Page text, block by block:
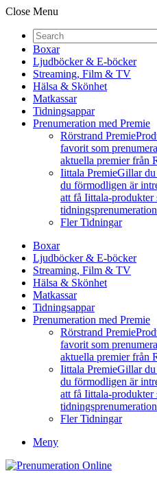
Close Menu
Boxar
Ljudböcker & E-böcker
Streaming, Film & TV
Hälsa & Skönhet
Matkassar
Tidningsappar
Prenumeration med Premie
Rörstrand Premie
favorit som
aktuella premier från
Iittala PremieGillar du
du förmodligen är
att få Iittala-produkter
Fler Tidningar
Boxar
Ljudböcker & E-böcker
Streaming, Film & TV
Hälsa & Skönhet
Matkassar
Tidningsappar
Prenumeration med Premie
Rörstrand Premie
favorit som
aktuella premier från
Iittala PremieGillar du
du förmodligen är
att få Iittala-produkter
Fler Tidningar
Meny